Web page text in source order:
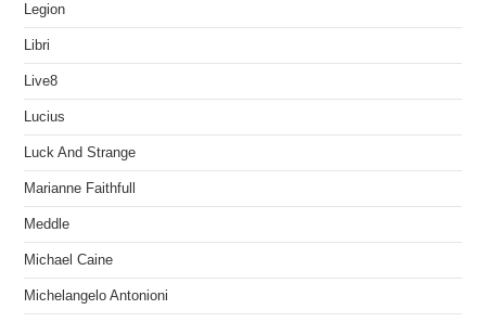
Legion
Libri
Live8
Lucius
Luck And Strange
Marianne Faithfull
Meddle
Michael Caine
Michelangelo Antonioni